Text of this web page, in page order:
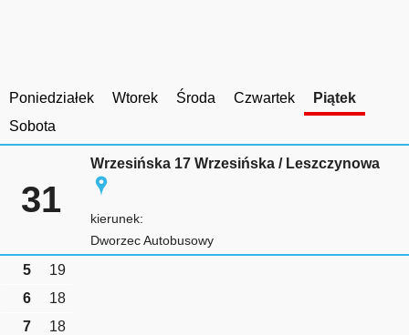
Poniedziałek Wtorek Środa Czwartek
Piątek
Sobota
31
Wrzesińska 17 Wrzesińska / Leszczynowa
kierunek:
Dworzec Autobusowy
5
19
6
18
7
18